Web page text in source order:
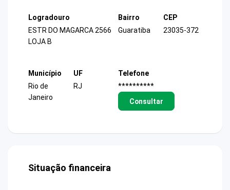
Logradouro
ESTR DO MAGARCA 2566
LOJA B
Bairro
Guaratiba
CEP
23035-372
Município
Rio de
Janeiro
UF
RJ
Telefone
**********
Consultar
Situação financeira